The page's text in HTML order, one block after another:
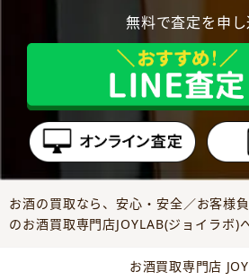
無料で査定を申
お酒の買取なら、安心・安全／お客様
のお酒買取専門店JOYLAB(ジョイラボ)
お酒買取専門店